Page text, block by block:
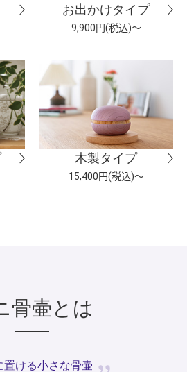
お出かけタイプ
9,900円(税込)～
木製タイプ
15,400円(税込)～
骨壷とは
置ける小さな骨壷